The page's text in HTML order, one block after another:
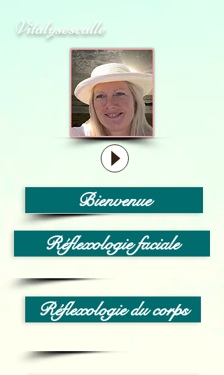
Vitalysescalle
Bienvenue
Réflexologie faciale
Réflexologie du corps